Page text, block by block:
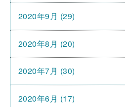
2020年9月 (29)
2020年8月 (20)
2020年7月 (30)
2020年6月 (17)